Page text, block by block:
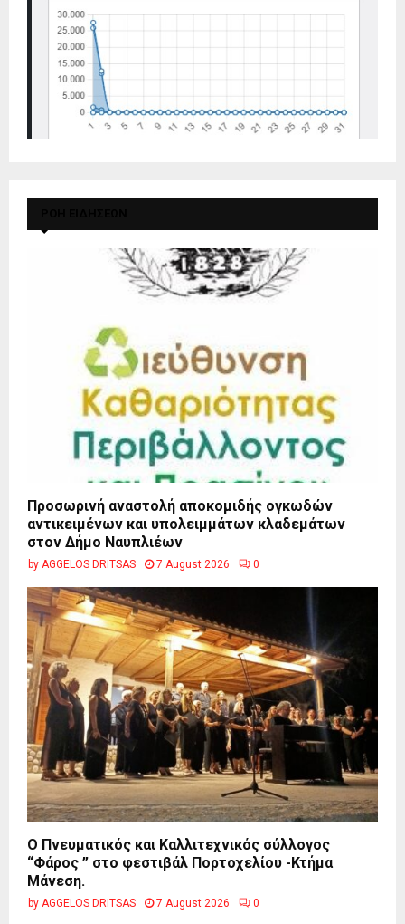
Προσωρινή αναστολή αποκομιδής ογκωδών
αντικειμένων και υπολειμμάτων κλαδεμάτων
στον Δήμο Ναυπλιέων
by AGGELOS DRITSAS 7 August 2026 0
Ο Πνευματικός και Καλλιτεχνικός σύλλογος
“Φάρος ” στο φεστιβάλ Πορτοχελίου -Κτήμα
Μάνεση.
by AGGELOS DRITSAS 7 August 2026 0